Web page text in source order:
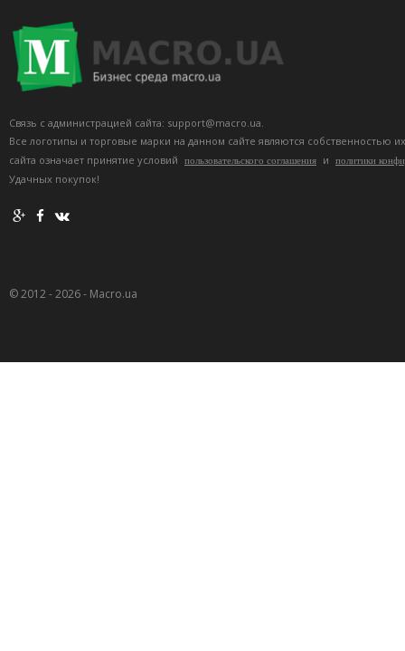
Связь с администрацией сайта: support@macro.ua.
Все логотипы и торговые марки на данном сайте являются собственностью
сайта означает принятие условий
пользовательского соглашения и политики
Удачных покупок!
© 2012 - 2026 - Macro.ua